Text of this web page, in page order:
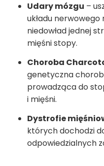
Udary mózgu –
układu
niedowład jednej
mięśni stopy.
Choroba
genetyczna
prowadząca do
i mięśni.
Dystrofie
których dochodzi
odpowiedzialnych